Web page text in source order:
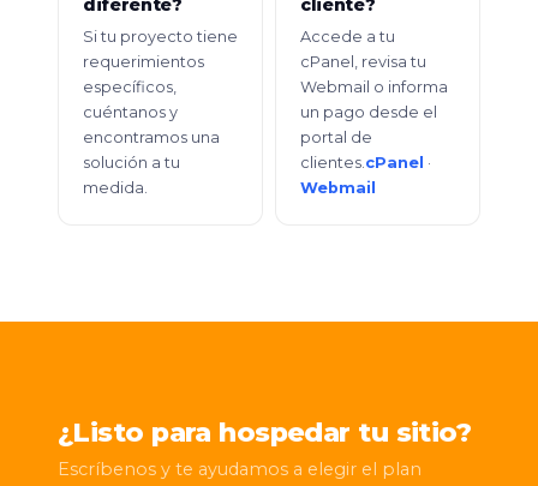
diferente?
Si tu proyecto tiene
requerimientos
específicos,
cuéntanos y
encontramos una
solución a tu
medida.
cliente?
Accede a tu
cPanel, revisa tu
Webmail o informa
un pago desde el
portal de
clientes.cPanel ·
Webmail
¿Listo para hospedar tu sitio?
Escríbenos y te ayudamos a elegir el plan